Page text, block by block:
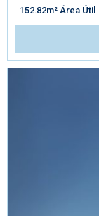
152.82m² Área Útil